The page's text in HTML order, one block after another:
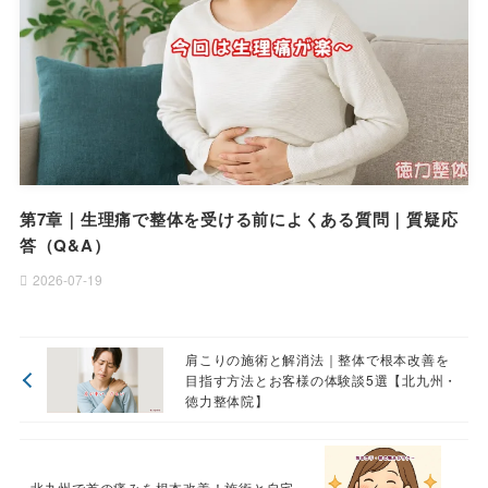
第7章｜生理痛で整体を受ける前によくある質問｜質疑応
答（Q&A）
2026-07-19
肩こりの施術と解消法｜整体で根本改善を
目指す方法とお客様の体験談5選【北九州・
徳力整体院】